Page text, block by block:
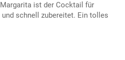
ist der Cocktail für
schnell zubereitet. Ein tolles